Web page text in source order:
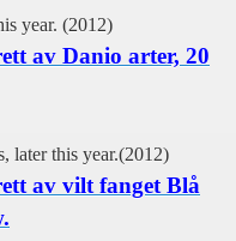
year. (2012)
av Danio arter, 20
later this year.(2012)
av vilt fanget Blå